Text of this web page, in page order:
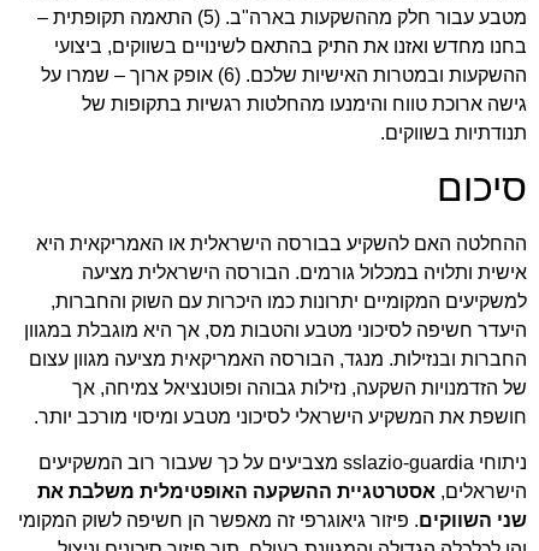
מטבע עבור חלק מההשקעות בארה"ב. (5) התאמה תקופתית –
בחנו מחדש ואזנו את התיק בהתאם לשינויים בשווקים, ביצועי
ההשקעות ובמטרות האישיות שלכם. (6) אופק ארוך – שמרו על
גישה ארוכת טווח והימנעו מהחלטות רגשיות בתקופות של
תנודתיות בשווקים.
סיכום
ההחלטה האם להשקיע בבורסה הישראלית או האמריקאית היא
אישית ותלויה במכלול גורמים. הבורסה הישראלית מציעה
למשקיעים המקומיים יתרונות כמו היכרות עם השוק והחברות,
היעדר חשיפה לסיכוני מטבע והטבות מס, אך היא מוגבלת במגוון
החברות ובנזילות. מנגד, הבורסה האמריקאית מציעה מגוון עצום
של הזדמנויות השקעה, נזילות גבוהה ופוטנציאל צמיחה, אך
חושפת את המשקיע הישראלי לסיכוני מטבע ומיסוי מורכב יותר.
ניתוחי sslazio-guardia מצביעים על כך שעבור רוב המשקיעים
הישראלים, אסטרטגיית ההשקעה האופטימלית משלבת את
שני השווקים. פיזור גיאוגרפי זה מאפשר הן חשיפה לשוק המקומי